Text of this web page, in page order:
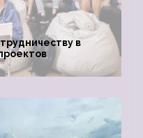
в